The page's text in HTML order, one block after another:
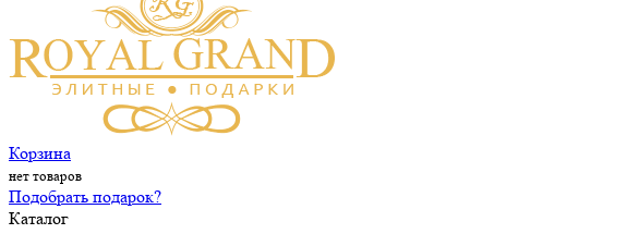
Корзина
нет товаров
Подобрать подарок?
Каталог